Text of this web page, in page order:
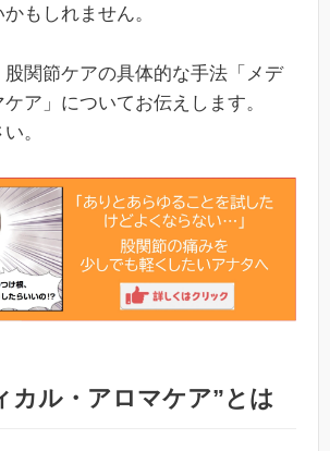
もしれません。
関節ケアの具体的な手法「メデ
ア」についてお伝えします。
。
カル・アロマケア”とは